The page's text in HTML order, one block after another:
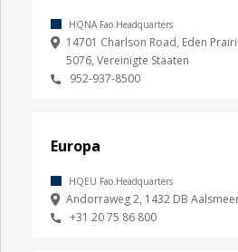
Robinson Managed
HQNA Fao.Headquarters
14701 Charlson Road, Eden
5076, Vereinigte Staaten
952-937-8500
Europa
HQEU Fao.Headquarters
Andorraweg 2, 1432 DB
+31 20 75 86 800